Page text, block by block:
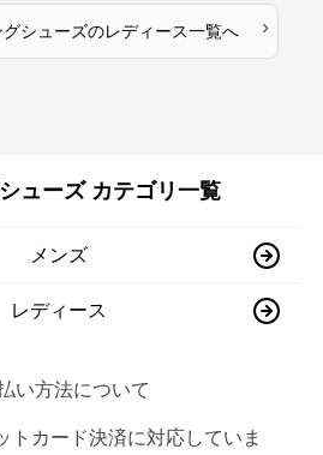
グシューズのレディース一覧へ ›
ューズ カテゴリ一覧
メンズ
レディース
い方法について
トカード決済に対応していま